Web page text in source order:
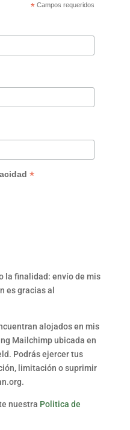
* Campos requeridos
*
la finalidad: envío de mis
es gracias al
alojados en mis
Mailchimp ubicada en
Podrás ejercer tus
limitación o suprimir
nuestra Politica de